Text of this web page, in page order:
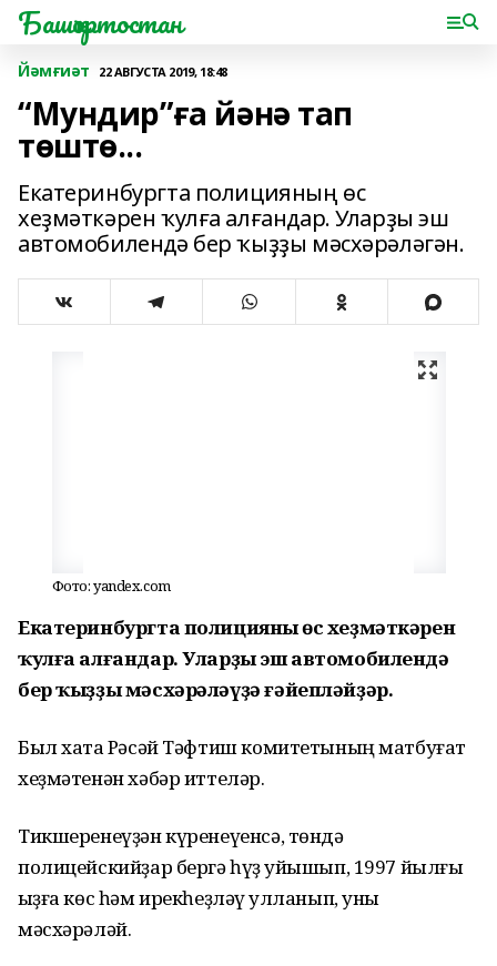
Башҡортостан
Йәмғиәт 22 АВГУСТА 2019, 18:48
“Мундир”ға йәнә тап
төштө...
Екатеринбургта полицияның өс
хеҙмәткәрен ҡулға алғандар. Уларҙы эш
автомобилендә бер ҡыҙҙы мәсхәрәләгән.
Фото: yandex.com
Екатеринбургта полицияның өс хеҙмәткәрен
ҡулға алғандар. Уларҙы эш автомобилендә
бер ҡыҙҙы мәсхәрәләүҙә ғәйепләйҙәр.
Был хаҡта Рәсәй Тәфтиш комитетының матбуғат
хеҙмәтенән хәбәр иттеләр.
Тикшеренеүҙән күренеүенсә, төндә
полицейскийҙар бергә һүҙ ҡуйышып, 1997 йылғы
ҡыҙға көс һәм ирекһеҙләү ҡулланып, уны
мәсхәрәләй.